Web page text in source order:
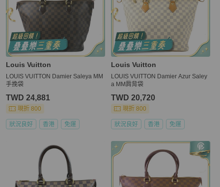
Louis Vuitton
LOUIS VUITTON Damier Saleya MM
手挽袋
TWD 24,881
現折 800
狀況良好 香港 免運
Louis Vuitton
LOUIS VUITTON Damier Azur Saley
a MM肩背袋
TWD 20,720
現折 800
狀況良好 香港 免運